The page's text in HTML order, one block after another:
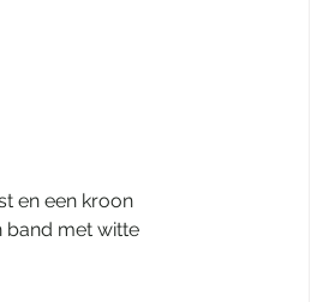
en een kroon
band met witte